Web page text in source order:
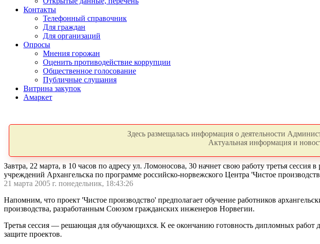
Контакты
Телефонный справочник
Для граждан
Для организаций
Опросы
Мнения горожан
Оценить противодействие коррупции
Общественное голосование
Публичные слушания
Витрина закупок
Амаркет
Здесь размещалась информация о деятельности
Актуальная информация и
Завтра, 22 марта, в 10 часов по адресу ул. Ломоносова, 30 начнет свою работу третья
учреждений Архангельска по программе российско-норвежского Центра 'Чистое
21 марта 2005 г. понедельник, 18:43:26
Напомним, что проект 'Чистое производство' предполагает обучение работников
производства, разработанным Союзом гражданских инженеров Норвегии.
Третья сессия — решающая для обучающихся. К ее окончанию готовность дипломных работ
защите проектов.